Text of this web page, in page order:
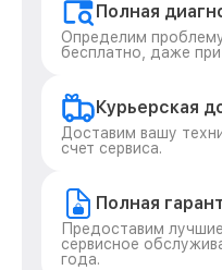
Полная
Определим
бесплатно, даже
Курьерская
Доставим вашу
счет сервиса.
Полная
Предоставим
сервисное
года.